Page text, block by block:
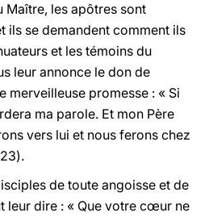
Maître, les apôtres sont
ils se demandent comment ils
et les témoins du
leur annonce le don de
merveilleuse promesse : « Si
ma parole. Et mon Père
vers lui et nous ferons chez
de toute angoisse et de
leur dire : « Que votre cœur ne